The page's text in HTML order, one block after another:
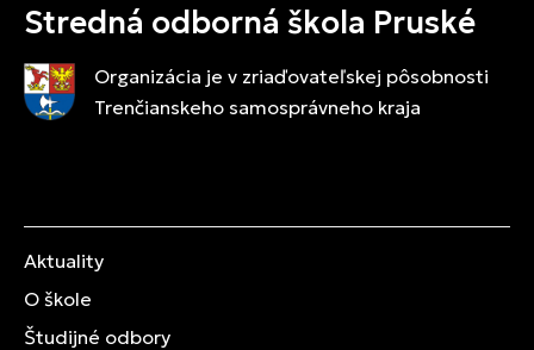
Stredná odborná škola Pruské
Organizácia je v zriaďovateľskej pôsobnosti
Trenčianskeho samosprávneho kraja
Aktuality
O škole
Študijné odbory